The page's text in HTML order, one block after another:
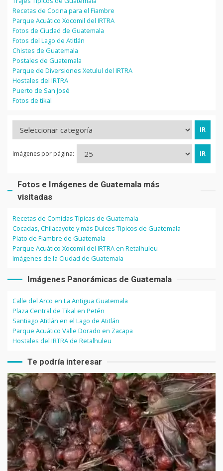
Recetas de Cocina para el Fiambre
Parque Acuático Xocomil del IRTRA
Fotos de Ciudad de Guatemala
Fotos del Lago de Atitlán
Chistes de Guatemala
Postales de Guatemala
Parque de Diversiones Xetulul del IRTRA
Hostales del IRTRA
Puerto de San José
Fotos de tikal
Imágenes por página:
Fotos e Imágenes de Guatemala más
visitadas
Recetas de Comidas Típicas de Guatemala
Cocadas, Chilacayote y más Dulces Típicos de Guatemala
Plato de Fiambre de Guatemala
Parque Acuático Xocomil del IRTRA en Retalhuleu
Imágenes de la Ciudad de Guatemala
Imágenes Panorámicas de Guatemala
Calle del Arco en La Antigua Guatemala
Plaza Central de Tikal en Petén
Santiago Atitlán en el Lago de Atitlán
Parque Acuático Valle Dorado en Zacapa
Hostales del IRTRA de Retalhuleu
Te podría interesar